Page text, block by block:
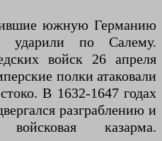
южную Германию
ударили по Салему.
войск 26 апреля
полки атаковали
В 1632-1647 годах
разграблению и
казарма.